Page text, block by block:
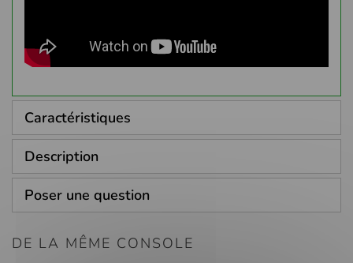
Caractéristiques
Description
Poser une question
DE LA MÊME CONSOLE